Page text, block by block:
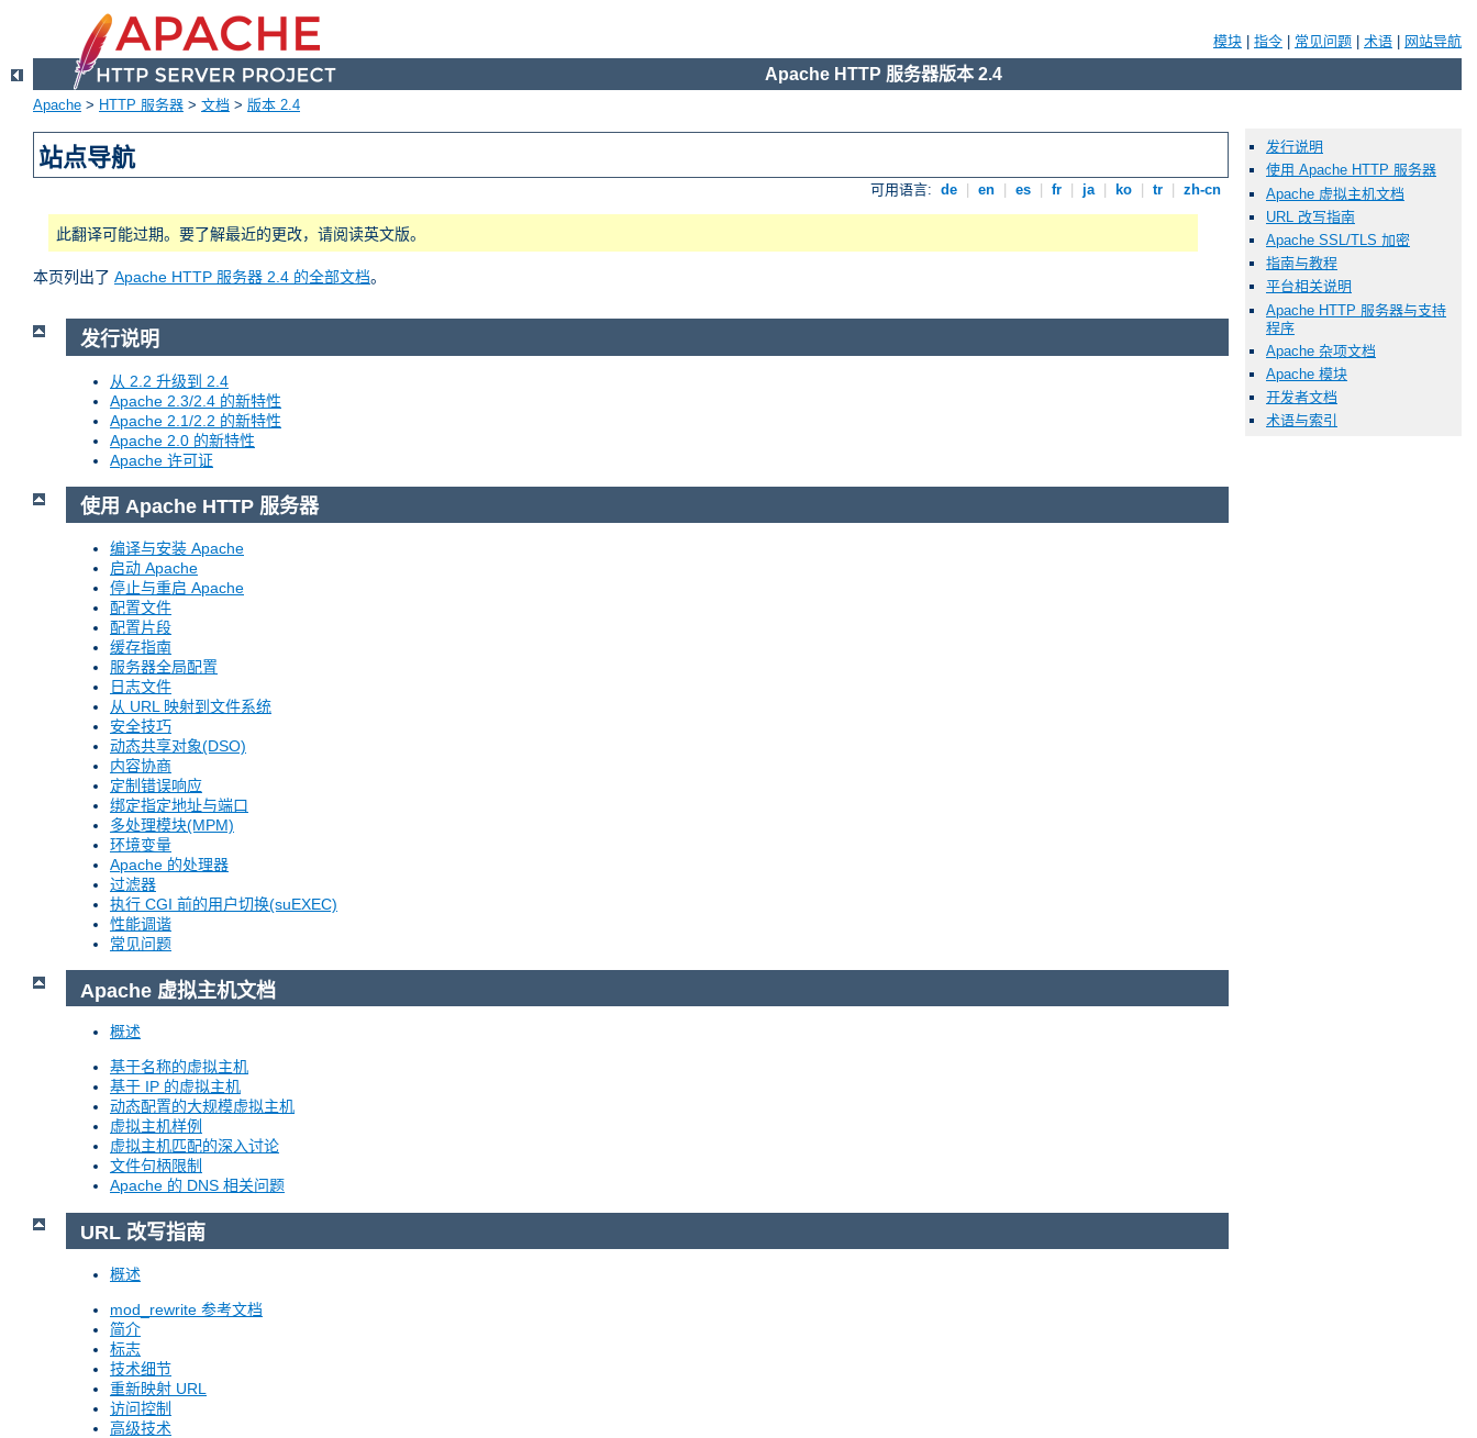
模块 指令 常见问题 术语 网站导航
Apache HTTP 服务器版本 2.4
Apache > HTTP 服务器 > 文档 > 版本 2.4
站点导航
可用语言: de en es fr ja ko tr zh-cn
此翻译可能过期。要了解最近的更改，请阅读英文版。
本页列出了 Apache HTTP 服务器 2.4 的全部文档。
发行说明
使用 Apache HTTP 服务器
Apache 虚拟主机文档
URL 改写指南
Apache SSL/TLS 加密
指南与教程
平台相关说明
Apache HTTP 服务器与支持
程序
Apache 杂项文档
Apache 模块
开发者文档
术语与索引
发行说明
从 2.2 升级到 2.4
Apache 2.3/2.4 的新特性
Apache 2.1/2.2 的新特性
Apache 2.0 的新特性
Apache 许可证
使用 Apache HTTP 服务器
编译与安装 Apache
启动 Apache
停止与重启 Apache
配置文件
配置片段
缓存指南
服务器全局配置
日志文件
从 URL 映射到文件系统
安全技巧
动态共享对象(DSO)
内容协商
定制错误响应
绑定指定地址与端口
多处理模块(MPM)
环境变量
Apache 的处理器
过滤器
执行 CGI 前的用户切换(suEXEC)
性能调谐
常见问题
Apache 虚拟主机文档
概述
基于名称的虚拟主机
基于 IP 的虚拟主机
动态配置的大规模虚拟主机
虚拟主机样例
虚拟主机匹配的深入讨论
文件句柄限制
Apache 的 DNS 相关问题
URL 改写指南
概述
mod_rewrite 参考文档
简介
标志
技术细节
重新映射 URL
访问控制
高级技术